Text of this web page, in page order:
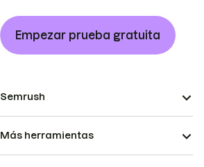
Empezar prueba gratuita
Semrush
Más herramientas